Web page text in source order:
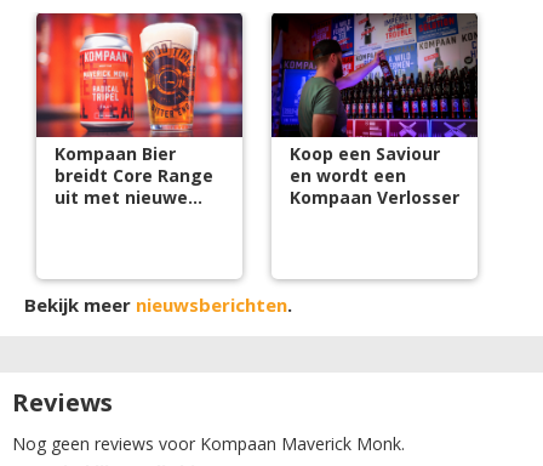
Kompaan Bier
breidt Core Range
uit met nieuwe
Koop een Saviour
en wordt een
Kompaan Verlosser
Bekijk meer nieuwsberichten.
Reviews
Nog geen reviews voor Kompaan Maverick Monk.